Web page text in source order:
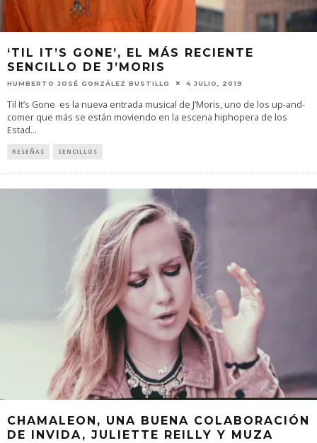
‘TIL IT’S GONE’, EL MÁS RECIENTE
SENCILLO DE J’MORIS
HUMBERTO JOSÉ GONZÁLEZ BUSTILLO 4 JULIO, 2019
Til It’s Gone es la nueva entrada musical de J’Moris, uno de los up-and-
comer que más se están moviendo en la escena hiphopera de los
Estad...
RESEÑAS SENCILLOS
CHAMALEON, UNA BUENA COLABORACIÓN
DE INVIDA, JULIETTE REILLY Y MUZA